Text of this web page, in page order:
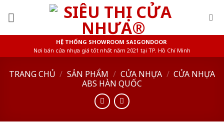
HỆ THỐNG SHOWROOM SAIGONDOOR
Nơi bán cửa nhựa giá tốt nhất năm 2021 tại TP. Hồ Chí Minh
TRANG CHỦ / SẢN PHẨM / CỬA NHỰA / CỬA NHỰA
ABS HÀN QUỐC